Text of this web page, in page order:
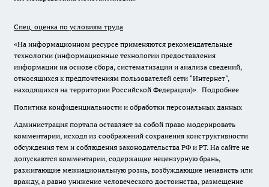
Спец. оценка по условиям труда
«На информационном ресурсе применяются рекомендательные
технологии (информационные технологии предоставления
информации на основе сбора, систематизации и анализа сведений,
относящихся к предпочтениям пользователей сети "Интернет",
находящихся на территории Российской Федерации)». Подробнее
Политика конфиденциальности и обработки персональных данных
Администрация портала оставляет за собой право модерировать
комментарии, исходя из соображений сохранения конструктивности
обсуждения тем и соблюдения законодательства РФ и РТ. На сайте не
допускаются комментарии, содержащие нецензурную брань,
разжигающие межнациональную рознь, возбуждающие ненависть или
вражду, а равно унижение человеческого достоинства, размещение